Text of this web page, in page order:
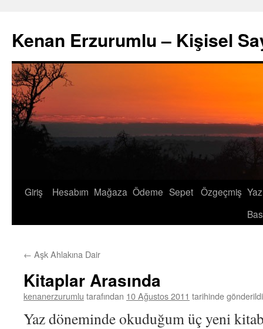
Kenan Erzurumlu – Kişisel
Giriş Hesabım Mağaza Ödeme Sepet Özgeçmiş
← Aşk Ahlakına Dair
Kitaplar Arasında
kenanerzurumlu tarafından 10 Ağustos 2011 tarihinde gönderildi
Yaz döneminde okuduğum üç yeni